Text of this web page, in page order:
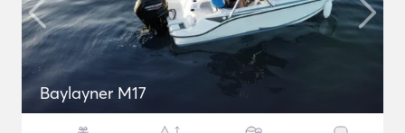
Baylayner M17